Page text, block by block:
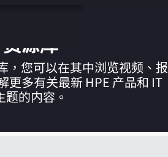
车目前是空的
资源库
，您可以在其中浏览视频、报
更多有关最新 HPE 产品和 IT
题的内容。